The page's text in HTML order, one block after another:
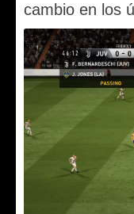
cambio en los